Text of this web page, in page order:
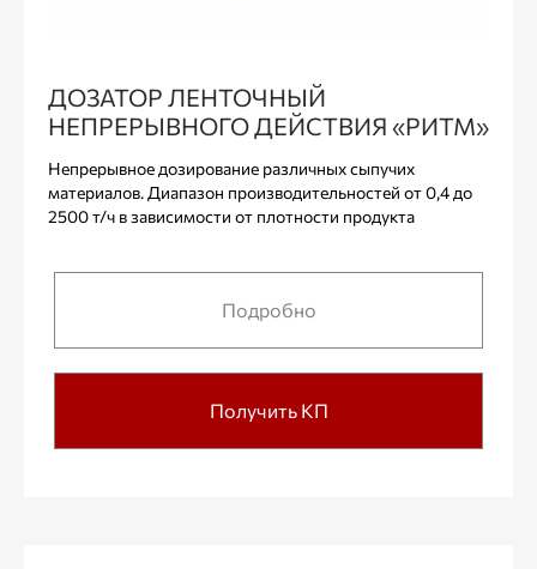
ДОЗАТОР ЛЕНТОЧНЫЙ
НЕПРЕРЫВНОГО ДЕЙСТВИЯ «РИТМ»
Непрерывное дозирование различных сыпучих
материалов. Диапазон производительностей от 0,4 до
2500 т/ч в зависимости от плотности продукта
Подробно
Получить КП